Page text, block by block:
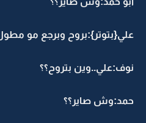
علي{بتوتر}:بروح وبرجع مو
نوف:علي..وين بتروح؟؟
حمد:وش صاير؟؟